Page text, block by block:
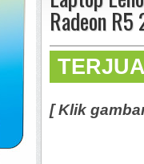
Radeon R5
[ Klik